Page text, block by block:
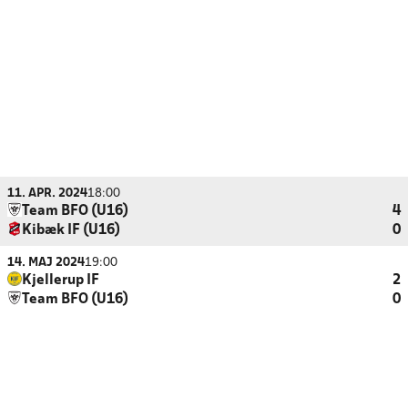
11. APR. 202418:00
Team BFO (U16)
4
Kibæk IF (U16)
0
14. MAJ 202419:00
Kjellerup IF
2
Team BFO (U16)
0